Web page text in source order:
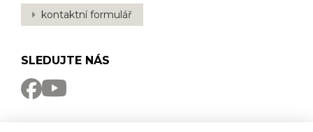
kontaktní formulář
SLEDUJTE NÁS